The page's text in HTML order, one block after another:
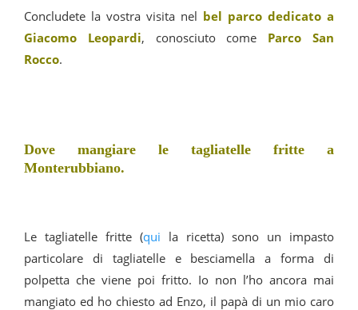
Concludete la vostra visita nel bel parco dedicato a
Giacomo Leopardi, conosciuto come Parco San
Rocco.
Dove mangiare le tagliatelle fritte a
Monterubbiano.
Le tagliatelle fritte (qui la ricetta) sono un impasto
particolare di tagliatelle e besciamella a forma di
polpetta che viene poi fritto. Io non l’ho ancora mai
mangiato ed ho chiesto ad Enzo, il papà di un mio caro